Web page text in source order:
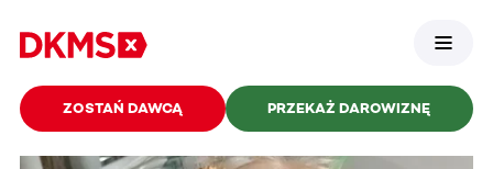
ZOSTAŃ DAWCĄ PRZEKAŻ DAROWIZNĘ